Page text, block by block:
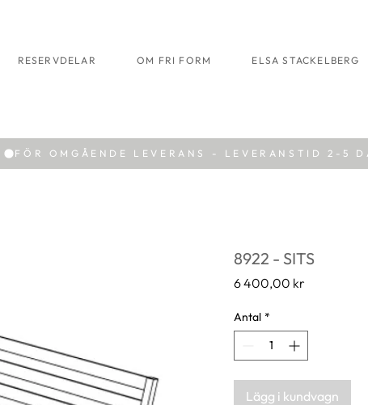
RESERVDELAR OM FRI FORM ELSA STACKELBERG
8922 - SITS
6 400,00 kr
Antal *
Lägg i kundvagn